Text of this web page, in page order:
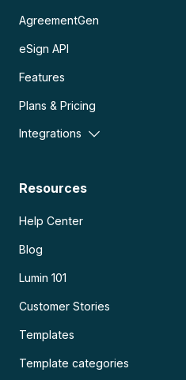
AgreementGen
eSign API
Features
Plans & Pricing
Integrations
Resources
Help Center
Blog
Lumin 101
Customer Stories
Templates
Template categories